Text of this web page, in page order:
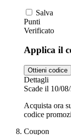
Salva
Punti
Verificato
Applica il
Ottieni codice
Dettagli
Scade il 10/
Acquista ora
codice
Coupon